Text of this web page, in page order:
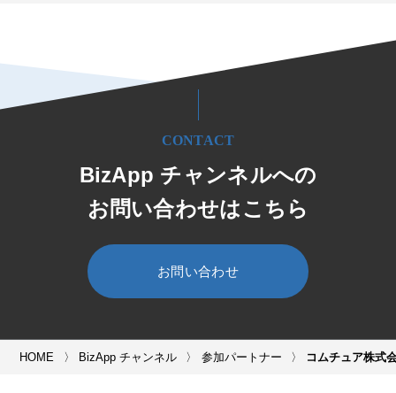
HOME BizApp チャンネル 参加パートナー コムチュア株式
CONTACT
BizApp チャンネルへの
お問い合わせはこちら
お問い合わせ